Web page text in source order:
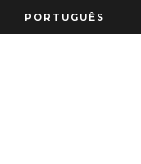
PORTUGUÊS